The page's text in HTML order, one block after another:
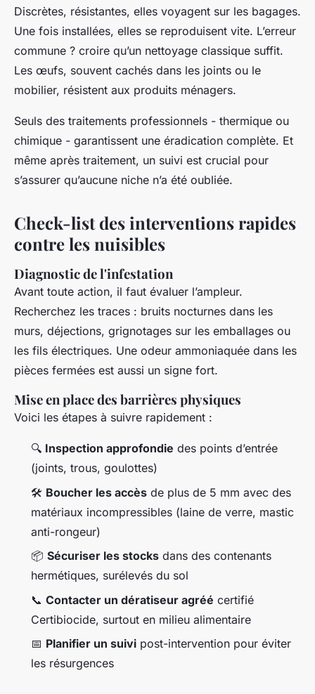
Discrètes, résistantes, elles voyagent sur les bagages.
Une fois installées, elles se reproduisent vite. L’erreur
commune ? croire qu’un nettoyage classique suffit.
Les œufs, souvent cachés dans les joints ou le
mobilier, résistent aux produits ménagers.
Seuls des traitements professionnels - thermique ou
chimique - garantissent une éradication complète. Et
même après traitement, un suivi est crucial pour
s’assurer qu’aucune niche n’a été oubliée.
Check-list des interventions rapides
contre les nuisibles
Diagnostic de l'infestation
Avant toute action, il faut évaluer l’ampleur.
Recherchez les traces : bruits nocturnes dans les
murs, déjections, grignotages sur les emballages ou
les fils électriques. Une odeur ammoniaquée dans les
pièces fermées est aussi un signe fort.
Mise en place des barrières physiques
Voici les étapes à suivre rapidement :
🔍 Inspection approfondie des points d’entrée
(joints, trous, goulottes)
🛠 Boucher les accès de plus de 5 mm avec des
matériaux incompressibles (laine de verre, mastic
anti-rongeur)
📦 Sécuriser les stocks dans des contenants
hermétiques, surélevés du sol
📞 Contacter un dératiseur agréé certifié
Certibiocide, surtout en milieu alimentaire
📅 Planifier un suivi post-intervention pour éviter
les résurgences